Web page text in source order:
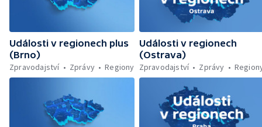
Události v regionech plus
(Brno)
Zpravodajství
Zprávy Regiony
Události v regionech
(Ostrava)
Zpravodajství
Zprávy